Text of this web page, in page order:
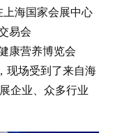
海国家会展中心
易会
康营养博览会
现场受到了来自海
企业、众多行业